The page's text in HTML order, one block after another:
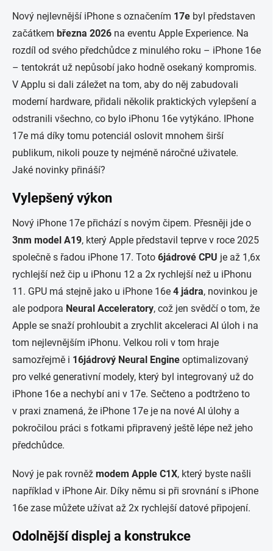
Nový nejlevnější iPhone s označením 17e byl představen
začátkem března 2026 na eventu Apple Experience. Na
rozdíl od svého předchůdce z minulého roku – iPhone 16e
– tentokrát už nepůsobí jako hodně osekaný kompromis.
V Applu si dali záležet na tom, aby do něj zabudovali
moderní hardware, přidali několik praktických vylepšení a
odstranili všechno, co bylo iPhonu 16e vytýkáno. IPhone
17e má díky tomu potenciál oslovit mnohem širší
publikum, nikoli pouze ty nejméně náročné uživatele.
Jaké novinky přináší?
Vylepšený výkon
Nový iPhone 17e přichází s novým čipem. Přesněji jde o
3nm model A19, který Apple představil teprve v roce 2025
společně s řadou iPhone 17. Toto 6jádrové CPU je až 1,6x
rychlejší než čip u iPhonu 12 a 2x rychlejší než u iPhonu
11. GPU má stejně jako u iPhone 16e 4 jádra, novinkou je
ale podpora Neural Acceleratory, což jen svědčí o tom, že
Apple se snaží prohloubit a zrychlit akceleraci AI úloh i na
tom nejlevnějším iPhonu. Velkou roli v tom hraje
samozřejmě i 16jádrový Neural Engine optimalizovaný
pro velké generativní modely, který byl integrovaný už do
iPhone 16e a nechybí ani v 17e. Sečteno a podtrženo to
v praxi znamená, že iPhone 17e je na nové AI úlohy a
pokročilou práci s fotkami připravený ještě lépe než jeho
předchůdce.
Nový je pak rovněž modem Apple C1X, který byste našli
například v iPhone Air. Díky němu si při srovnání s iPhone
16e zase můžete užívat až 2x rychlejší datové připojení.
Odolnější displej a konstrukce